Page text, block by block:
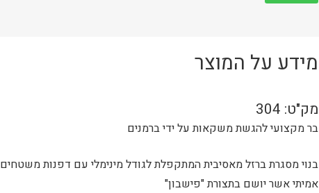
מידע על המוצר
מק"ט: 304
בר מקצועי להגשת משקאות על ידי ברמנים
בנוי מסגרת ברזל מאסיבית המתקפלת לגודל מינימלי עם דפנות משטחים
אמיתי אשר יושם בתצורת "פישבון"